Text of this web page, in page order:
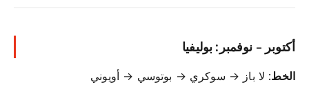
أكتوبر - نوفمبر: بوليفيا
الخط: لا باز → سوكري → بوتوسي → أويوني